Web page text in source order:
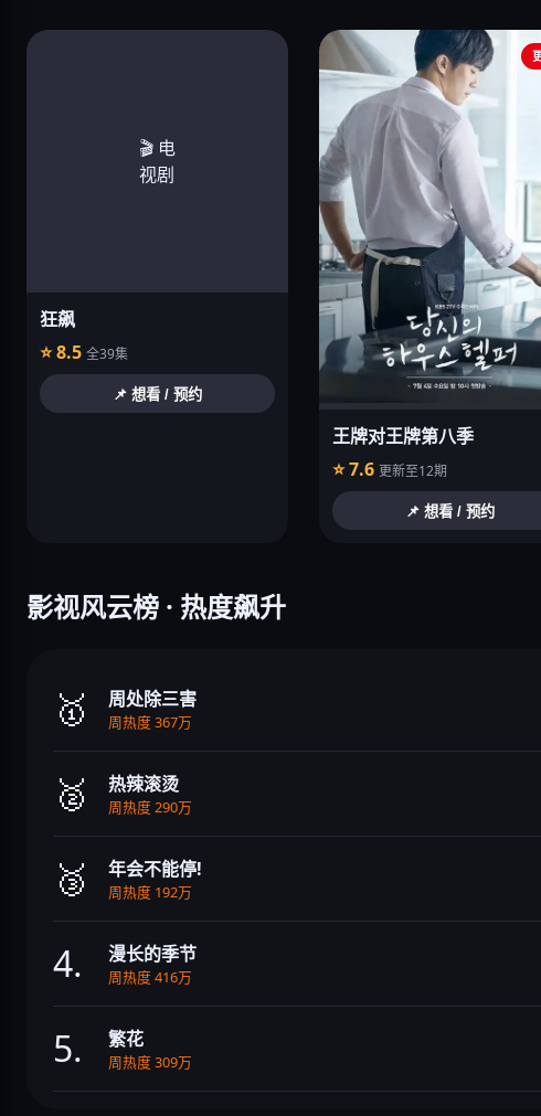
🎬 电
视剧
狂飙
⭐ 8.5 全39集
📌 想看 / 预约
王牌对王牌第八季
⭐ 7.6 更新至12期
📌 想看 / 预约
影视风云榜 · 热度飙升
🥇 周处除三害
周热度 367万
🥈 热辣滚烫
周热度 290万
🥉 年会不能停!
周热度 192万
4. 漫长的季节
周热度 416万
5. 繁花
周热度 309万